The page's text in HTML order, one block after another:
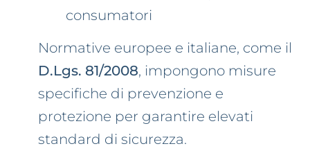
consumatori
Normative europee e italiane, come il
D.Lgs. 81/2008, impongono misure
specifiche di prevenzione e
protezione per garantire elevati
standard di sicurezza.